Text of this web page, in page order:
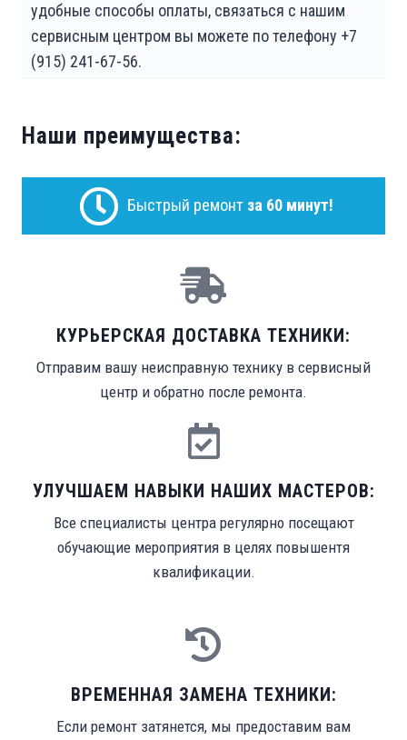
удобные способы оплаты, связаться с нашим
сервисным центром вы можете по телефону +7
(915) 241-67-56.
Наши преимущества:
Быстрый ремонт за 60 минут!
КУРЬЕРСКАЯ ДОСТАВКА ТЕХНИКИ:
Отправим вашу неисправную технику в сервисный
центр и обратно после ремонта.
УЛУЧШАЕМ НАВЫКИ НАШИХ МАСТЕРОВ:
Все специалисты центра регулярно посещают
обучающие мероприятия в целях повышентя
квалификации.
ВРЕМЕННАЯ ЗАМЕНА ТЕХНИКИ:
Если ремонт затянется, мы предоставим вам